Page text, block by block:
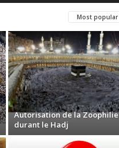
Most popular
Autorisation de la Zoophilie
durant le Hadj